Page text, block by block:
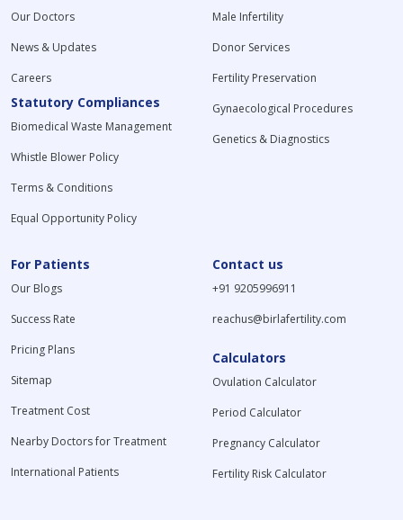
Our Doctors
News & Updates
Careers
Statutory Compliances
Biomedical Waste Management
Whistle Blower Policy
Terms & Conditions
Equal Opportunity Policy
Male Infertility
Donor Services
Fertility Preservation
Gynaecological Procedures
Genetics & Diagnostics
For Patients
Our Blogs
Success Rate
Pricing Plans
Sitemap
Treatment Cost
Nearby Doctors for Treatment
International Patients
Contact us
+91 9205996911
reachus@birlafertility.com
Calculators
Ovulation Calculator
Period Calculator
Pregnancy Calculator
Fertility Risk Calculator